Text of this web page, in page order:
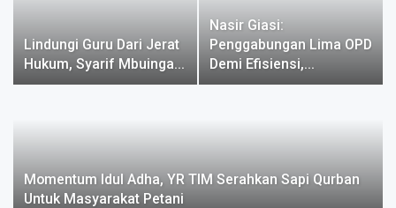
Lindungi Guru Dari Jerat
Hukum, Syarif Mbuinga…
Nasir Giasi:
Penggabungan Lima OPD
Demi Efisiensi,…
Momentum Idul Adha, YR TIM Serahkan Sapi Qurban
Untuk Masyarakat Petani